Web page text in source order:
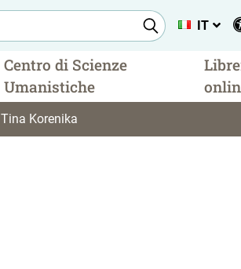
IT
Centro di Scienze
Umanistiche
Tina Korenika